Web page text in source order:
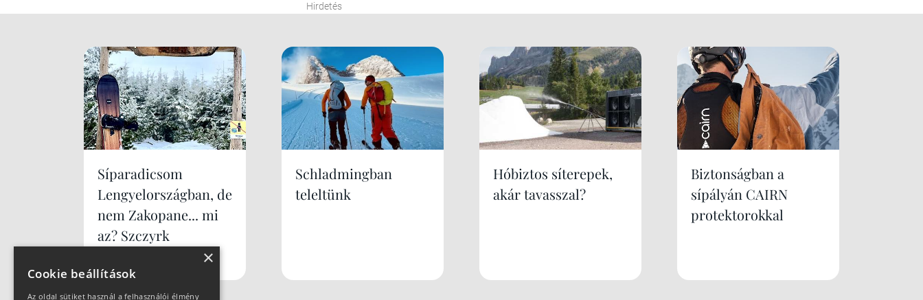
Hirdetés
Síparadicsom
Lengyelországban, de
nem Zakopane... mi
az? Szczyrk
Schladmingban
teleltünk
Hóbiztos síterepek,
akár tavasszal?
Biztonságban a
sípályán CAIRN
protektorokkal
×
Cookie beállítások
Az oldal sütiket használ a felhasználói élmény